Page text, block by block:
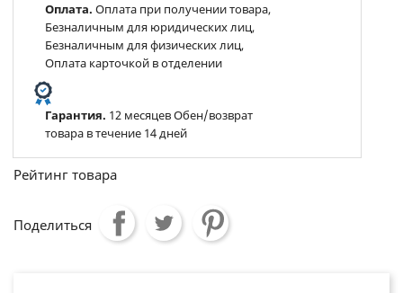
Оплата. Оплата при получении товара,
Безналичным для юридических лиц,
Безналичным для физических лиц,
Оплата карточкой в отделении
Гарантия. 12 месяцев Обен/возврат
товара в течение 14 дней
Рейтинг товара
Поделиться